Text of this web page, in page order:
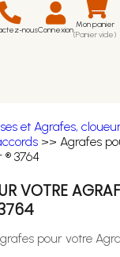
nousConnexion Mon panier
(Panier vide)
et Agrafes,
>> Agrafes
® 3764
VOTRE
pour votre